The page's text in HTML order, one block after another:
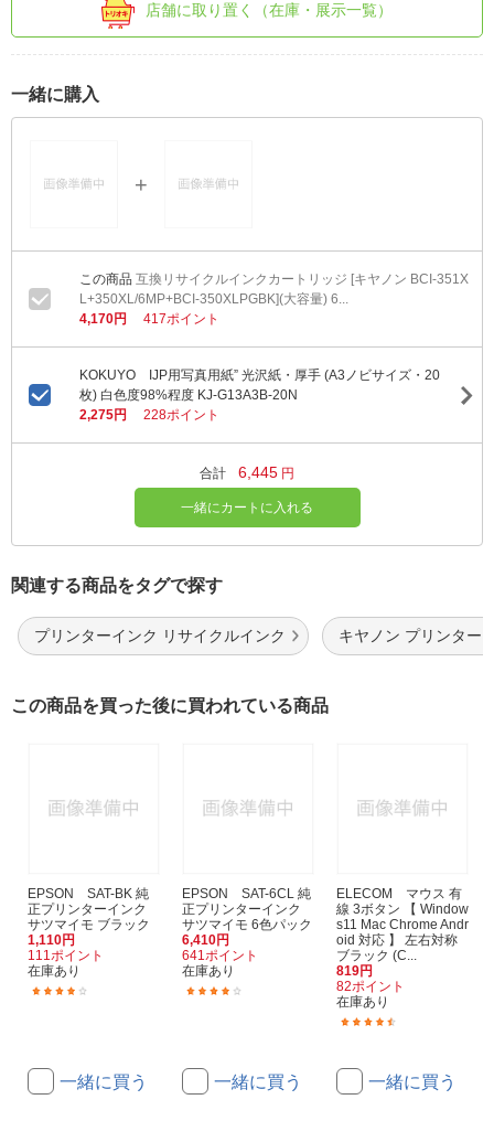
店舗に取り置く（在庫・展示一覧）
一緒に購入
互換リサイクルインクカートリッジ [キヤノン BCI-351X
L+350XL/6MP+BCI-350XLPGBK](大容量) 6...
4,170円
417ポイント
KOKUYO IJP用写真用紙” 光沢紙・厚手 (A3ノビサイズ・20
枚) 白色度98%程度 KJ-G13A3B-20N
2,275円
228ポイント
合計 6,445 円
一緒にカートに入れる
関連する商品をタグで探す
プリンターインク リサイクルインク キヤノン プリンター
この商品を買った後に買われている商品
EPSON SAT-BK 純
正プリンターインク
サツマイモ ブラック
1,110円
111ポイント
在庫あり
一緒に買う
EPSON SAT-6CL 純
正プリンターインク
サツマイモ 6色パック
6,410円
641ポイント
在庫あり
一緒に買う
ELECOM マウス 有
線 3ボタン 【 Window
s11 Mac Chrome Andr
oid 対応 】 左右対称
ブラック (C...
819円
82ポイント
在庫あり
一緒に買う